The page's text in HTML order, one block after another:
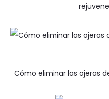
Cómo eliminar las ojeras